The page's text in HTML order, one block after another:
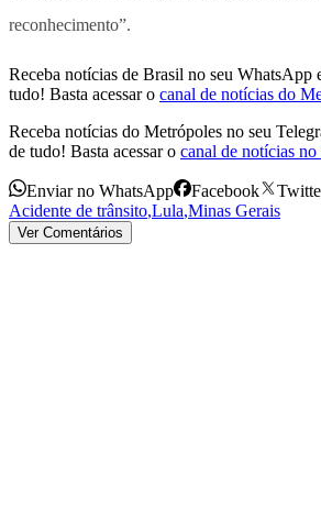
reconhecimento”.
Receba notícias de Brasil no seu WhatsApp
tudo! Basta acessar o canal de notícias do
Receba notícias do Metrópoles no seu
de tudo! Basta acessar o canal de notícias no
Enviar no WhatsApp Facebook
Acidente de trânsito,Lula,Minas Gerais
Ver Comentários